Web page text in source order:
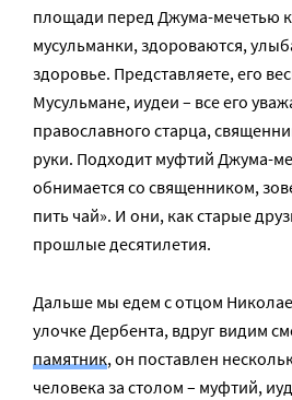
площади перед Джума-мечетью
мусульманки, здороваются,
здоровье. Представляете, его
Мусульмане, иудеи – все его
православного старца,
руки. Подходит муфтий Джума-
обнимается со священником,
пить чай». И они, как старые
прошлые десятилетия.
Дальше мы едем с отцом
улочке Дербента, вдруг видим
памятник, он поставлен
человека за столом – муфтий,